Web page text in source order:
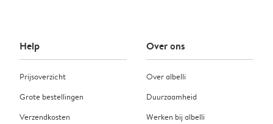
Help
Prijsoverzicht
Grote bestellingen
Verzendkosten
Over ons
Over albelli
Duurzaamheid
Werken bij albelli